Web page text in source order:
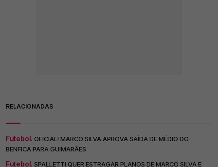
RELACIONADAS
Futebol. OFICIAL! MARCO SILVA APROVA SAÍDA DE MÉDIO DO
BENFICA PARA GUIMARÃES
Futebol. SPALLETTI QUER ESTRAGAR PLANOS DE MARCO SILVA E